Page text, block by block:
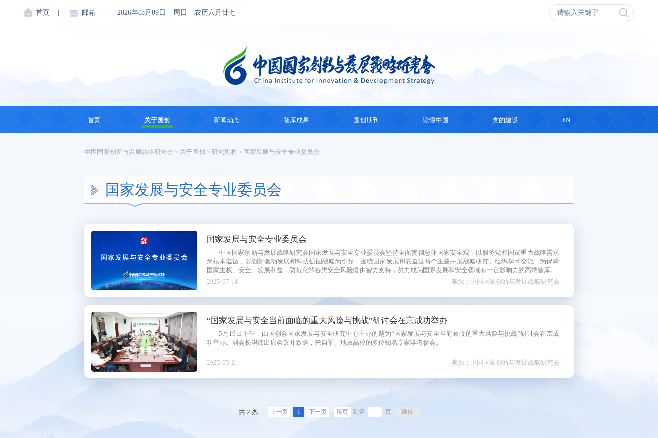
首页 邮箱 2026年08月09日 周日 农历六月廿七
首页 关于国创
机构简介
会领导
研究机构
联系方式
新闻动态
国创动态
智库成果
思想成果
国创期刊 读懂中国
国际研讨会
党的建设 EN
中国国家创新与发展战略研究会 > 关于国创 > 研究机构 > 国家发展与安全专业委员会
国家发展与安全专业委员会
国家发展与安全专业委员会
中国国家创新与发展战略研究会国家发展与安全专业委员会坚持全面贯彻总体国家安全观，以服务党和国家重大战略需求
为根本遵循，以创新驱动发展和科技强国战略为引领，围绕国家发展和安全这两个主题开展战略研究、组织学术交流，为保障
国家主权、安全、发展利益，防范化解各类安全风险提供智力支持，努力成为国家发展和安全领域有一定影响力的高端智库。
2025-07-14
来源：中国国家创新与发展战略研究会
“国家发展与安全当前面临的重大风险与挑战”研讨会在京成功举办
5月19日下午，由国创会国家发展与安全研究中心主办的题为“国家发展与安全当前面临的重大风险与挑战”研讨会在京成
功举办。副会长冯炜出席会议并致辞，来自军、地及高校的多位知名专家学者参会。
2025-05-21 来源：中国国家创新与发展战略研究会
共 2 条 上一页 1 下一页 尾页 到第 页 跳转